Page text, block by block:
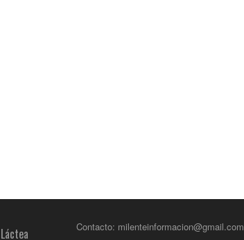
Contacto: milenteinformacion@gmail.com